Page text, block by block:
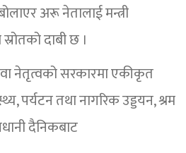
अरू नेतालाई मन्त्री
दाबी छ ।
नेतृत्वको सरकारमा एकीकृत
पर्यटन तथा नागरिक उड्डयन, श्रम
दैनिकबाट